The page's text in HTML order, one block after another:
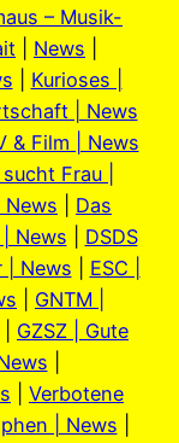
– Musik-
News
Kurioses |
| News
& Film | News
Frau |
News
Das
News
DSDS
| News
ESC |
GNTM |
GZSZ | Gute
Verbotene
| News